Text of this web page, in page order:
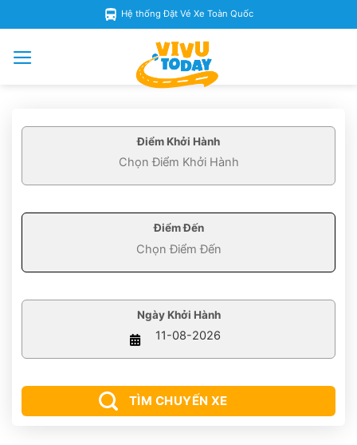
Hệ thống Đặt Vé Xe Toàn Quốc
Điểm Khởi Hành
Điểm Đến
Ngày Khởi Hành
TÌM CHUYẾN XE